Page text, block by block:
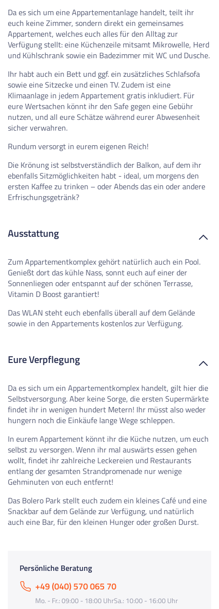
Da es sich um eine Appartementanlage handelt, teilt ihr
euch keine Zimmer, sondern direkt ein gemeinsames
Appartement, welches euch alles für den Alltag zur
Verfügung stellt: eine Küchenzeile mitsamt Mikrowelle, Herd
und Kühlschrank sowie ein Badezimmer mit WC und Dusche.
Ihr habt auch ein Bett und ggf. ein zusätzliches Schlafsofa
sowie eine Sitzecke und einen TV. Zudem ist eine
Klimaanlage in jedem Appartement gratis inkludiert. Für
eure Wertsachen könnt ihr den Safe gegen eine Gebühr
nutzen, und all eure Schätze während eurer Abwesenheit
sicher verwahren.
Rundum versorgt in eurem eigenen Reich!
Die Krönung ist selbstverständlich der Balkon, auf dem ihr
ebenfalls Sitzmöglichkeiten habt - ideal, um morgens den
ersten Kaffee zu trinken – oder Abends das ein oder andere
Erfrischungsgetränk?
Ausstattung
Zum Appartementkomplex gehört natürlich auch ein Pool.
Genießt dort das kühle Nass, sonnt euch auf einer der
Sonnenliegen oder entspannt auf der schönen Terrasse,
Vitamin D Boost garantiert!
Das WLAN steht euch ebenfalls überall auf dem Gelände
sowie in den Appartements kostenlos zur Verfügung.
Eure Verpflegung
Da es sich um ein Appartementkomplex handelt, gilt hier die
Selbstversorgung. Aber keine Sorge, die ersten Supermärkte
findet ihr in wenigen hundert Metern! Ihr müsst also weder
hungern noch die Einkäufe lange Wege schleppen.
In eurem Appartement könnt ihr die Küche nutzen, um euch
selbst zu versorgen. Wenn ihr mal auswärts essen gehen
wollt, findet ihr zahlreiche Leckereien und Restaurants
entlang der gesamten Strandpromenade nur wenige
Gehminuten von euch entfernt!
Das Bolero Park stellt euch zudem ein kleines Café und eine
Snackbar auf dem Gelände zur Verfügung, und natürlich
auch eine Bar, für den kleinen Hunger oder großen Durst.
Persönliche Beratung
+49 (040) 570 065 70
Mo. - Fr.: 09:00 - 18:00 UhrSa.: 10:00 - 16:00 Uhr